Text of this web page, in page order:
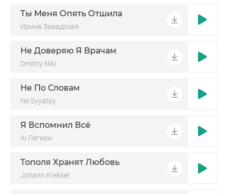
Ты Меня Опять Отшила
Ирина Завадская
Не Доверяю Я Врачам
Dmitriy Niki
Не По Словам
Ne Svyatoy
Я Вспомнил Всё
Ai Легион
Тополя Хранят Любовь
Johann Krekker